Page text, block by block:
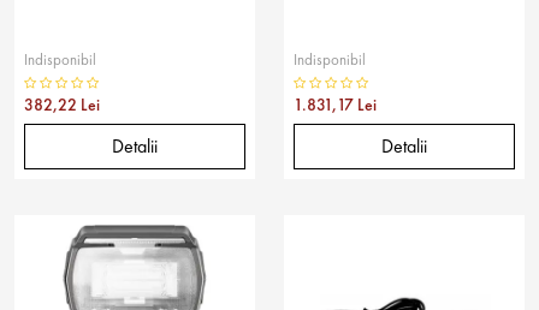
Indisponibil
382,22 Lei
Detalii
Indisponibil
1.831,17 Lei
Detalii